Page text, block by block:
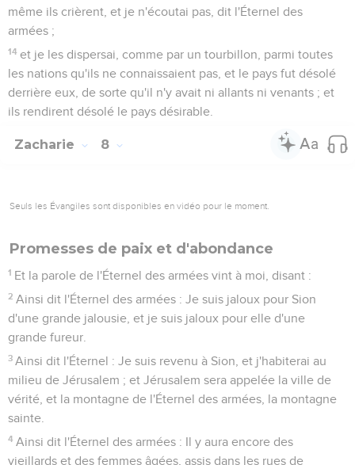
même ils crièrent, et je n'écoutai pas, dit l'Éternel des
armées ;
14 et je les dispersai, comme par un tourbillon, parmi toutes
les nations qu'ils ne connaissaient pas, et le pays fut désolé
derrière eux, de sorte qu'il n'y avait ni allants ni venants ; et
ils rendirent désolé le pays désirable.
Zacharie 8
Seuls les Évangiles sont disponibles en vidéo pour le moment.
Promesses de paix et d'abondance
1 Et la parole de l'Éternel des armées vint à moi, disant :
2 Ainsi dit l'Éternel des armées : Je suis jaloux pour Sion
d'une grande jalousie, et je suis jaloux pour elle d'une
grande fureur.
3 Ainsi dit l'Éternel : Je suis revenu à Sion, et j'habiterai au
milieu de Jérusalem ; et Jérusalem sera appelée la ville de
vérité, et la montagne de l'Éternel des armées, la montagne
sainte.
4 Ainsi dit l'Éternel des armées : Il y aura encore des
vieillards et des femmes âgées, assis dans les rues de